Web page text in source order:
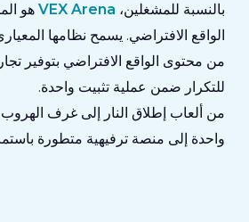
بالنسبة للمشغلين، VEX Arenaهو
الواقع الافتراضي. يسمح نظامها
من محتوى الواقع الافتراضي بتوفير
للتكرار ضمن عملية تثبيت واحدة.
من ألعاب إطلاق النار إلى غرف
واحدة إلى منصة ترفيهية متطورة